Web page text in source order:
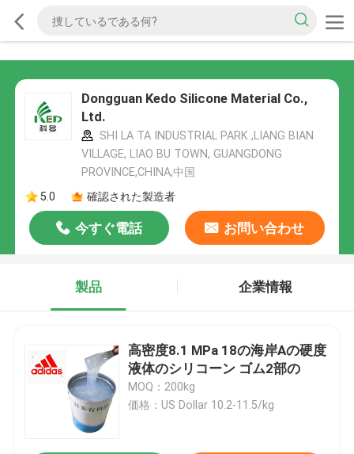
Dongguan Kedo Silicone Material Co.,
Ltd.
SHI LA TA INDUSTRIAL PARK ,LIANG BIAN
VILLAGE, LIAO BU TOWN, GUANGDONG
PROVINCE,CHINA,中国
5.0
確認された製造者
今すぐ電話 お問い合わせ
製品 企業情報
高密度8.1 MPa 18の海岸Aの硬度
液体のシリコーン ゴム2部の
MOQ：200kg
価格：US Dollar 10.2-11.5/kg